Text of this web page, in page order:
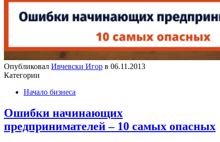
Опубликовал Ивчевски Игор в 06.11.2013
Категории
Начало бизнеса
Ошибки начинающих
предпринимателей – 10 самых опасных